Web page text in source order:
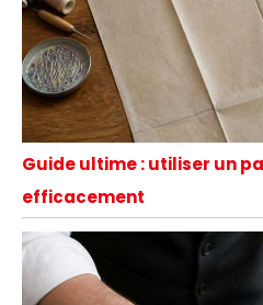
Guide ultime : utiliser un
efficacement